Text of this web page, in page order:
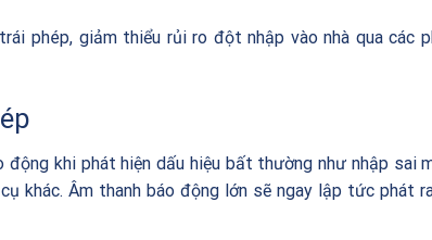
phép, giảm thiểu rủi ro đột nhập vào nhà qua các
khi phát hiện dấu hiệu bất thường như nhập sai
khác. Âm thanh báo động lớn sẽ ngay lập tức phát